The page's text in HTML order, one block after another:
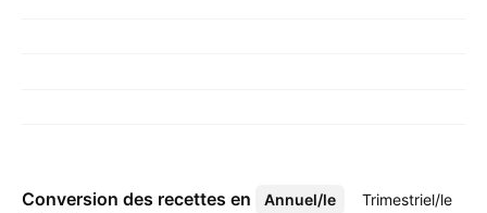
Conversion des recettes en
Annuel/le Trimestriel/le
Plus